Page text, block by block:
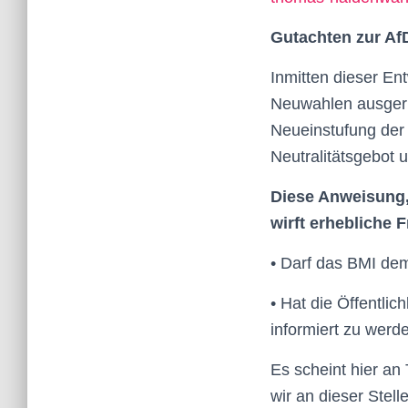
Gutachten zur
Inmitten dieser
Neuwahlen
Neueinstufung
Neutralitätsgebot
Diese
wirft erhebliche
• Darf das BMI
• Hat die
informiert zu
Es scheint hier an
wir an dieser